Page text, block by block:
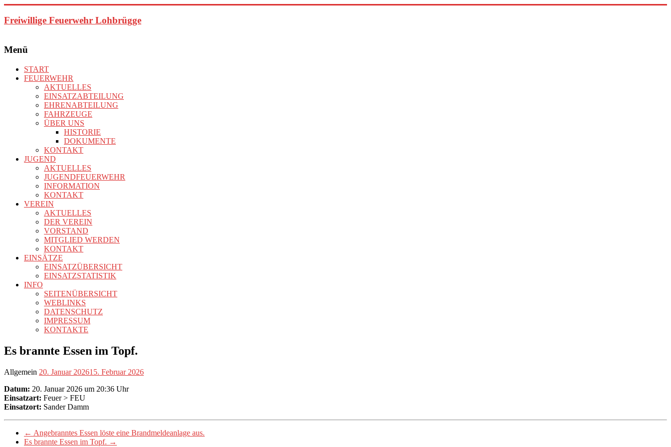
Inhalt
springen
Freiwillige Feuerwehr Lohbrügge
Menü
START
FEUERWEHR
AKTUELLES
EINSATZABTEILUNG
EHRENABTEILUNG
FAHRZEUGE
ÜBER UNS
HISTORIE
DOKUMENTE
KONTAKT
JUGEND
AKTUELLES
JUGENDFEUERWEHR
INFORMATION
KONTAKT
VEREIN
AKTUELLES
DER VEREIN
VORSTAND
MITGLIED WERDEN
KONTAKT
EINSÄTZE
EINSATZÜBERSICHT
EINSATZSTATISTIK
INFO
SEITENÜBERSICHT
WEBLINKS
DATENSCHUTZ
IMPRESSUM
KONTAKTE
Es brannte Essen im Topf.
Allgemein 20. Januar 202615. Februar 2026
Datum: 20. Januar 2026 um 20:36 Uhr
Einsatzart: Feuer > FEU
Einsatzort: Sander Damm
← Angebranntes Essen löste eine Brandmeldeanlage aus.
Es brannte Essen im Topf. →